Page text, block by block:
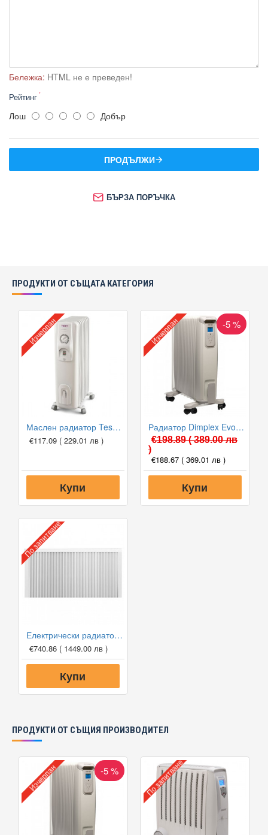
Бележка: HTML не е преведен!
Рейтинг
Лош Добър
ПРОДЪЛЖИ
БЪРЗА ПОРЪЧКА
ПРОДУКТИ ОТ СЪЩАТА КАТЕГОРИЯ
Изчерпан
Маслен радиатор Tesy CC 2510 E05 R
€117.09 ( 229.01 лв )
Купи
-5 %
Изчерпан
Радиатор Dimplex EvoRad 2000W
€198.89( 389.00 лв
)
€188.67 ( 369.01 лв )
Купи
По запитване
Електрически радиатор Tedan TT-KS 2500W
€740.86 ( 1449.00 лв )
Купи
ПРОДУКТИ ОТ СЪЩИЯ ПРОИЗВОДИТЕЛ
-5 %
Изчерпан По запитване